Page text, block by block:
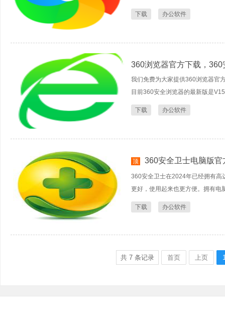
下载 办公软件
360浏览器官方下载，
我们免费为大家提供360浏览器官
目前360安全浏览器的最新版是
下载 办公软件
顶 360安全卫士电脑版
360安全卫士在2024年已经拥有高
更好，使用起来也更方便。拥有电
下载 办公软件
共7 条记录 首页 上页